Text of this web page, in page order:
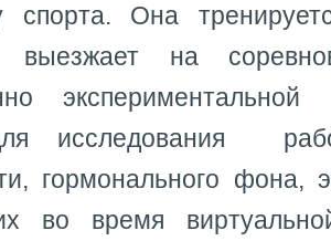
спорта. Она
выезжает на
экспериментальной
исследования
гормонального фона,
во время